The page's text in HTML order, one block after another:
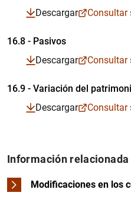
Cuadro en formato
Series temporales
Series temporales
Descargar
Cuadro en formato
Series temporales
Series temporales
Consultar
16.8 - Pasivos
Descargar
Cuadro en formato
Series temporales
Series temporales
Consultar
16.9 - Variación del
Descargar
Series temporales en
Series temporales en
Consultar
Información relacionada
Modificaciones en los